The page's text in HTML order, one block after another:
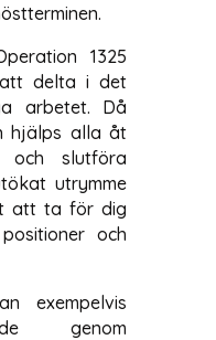
1325
delta i det
arbetet. Då
hjälps alla åt
slutföra
utrymme
att ta för dig
och
exempelvis
genom